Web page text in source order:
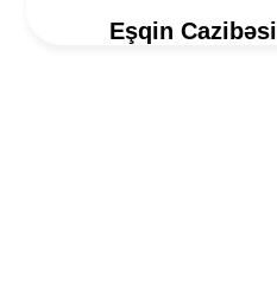
Eşqin Cazibəsi